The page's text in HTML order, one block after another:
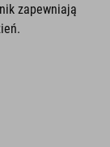
zapewniają